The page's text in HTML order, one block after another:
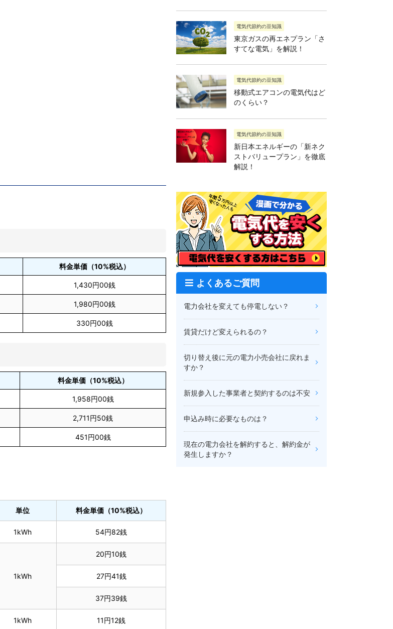
料金単価（10%税込）
1,430円00銭
1,980円00銭
330円00銭
料金単価（10%税込）
1,958円00銭
2,711円50銭
451円00銭
単位 料金単価（10%税込）
1kWh 54円82銭
1kWh
20円10銭
27円41銭
37円39銭
1kWh 11円12銭
電気代節約の豆知識
東京ガスの再エネプラン「さ
すてな電気」を解説！
電気代節約の豆知識
移動式エアコンの電気代はど
のくらい？
電気代節約の豆知識
新日本エネルギーの「新ネク
ストバリュープラン」を徹底
解説！
よくあるご質問
電力会社を変えても停電しない？
賃貸だけど変えられるの？
切り替え後に元の電力小売会社に戻れま
すか？
新規参入した事業者と契約するのは不安
申込み時に必要なものは？
現在の電力会社を解約すると、解約金が
発生しますか？